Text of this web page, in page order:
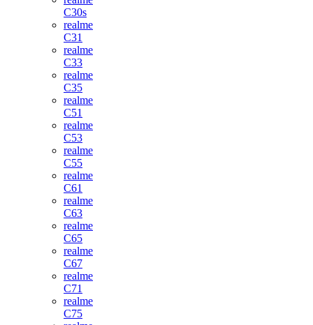
C30s
realme
C31
realme
C33
realme
C35
realme
C51
realme
C53
realme
C55
realme
C61
realme
C63
realme
C65
realme
C67
realme
C71
realme
C75